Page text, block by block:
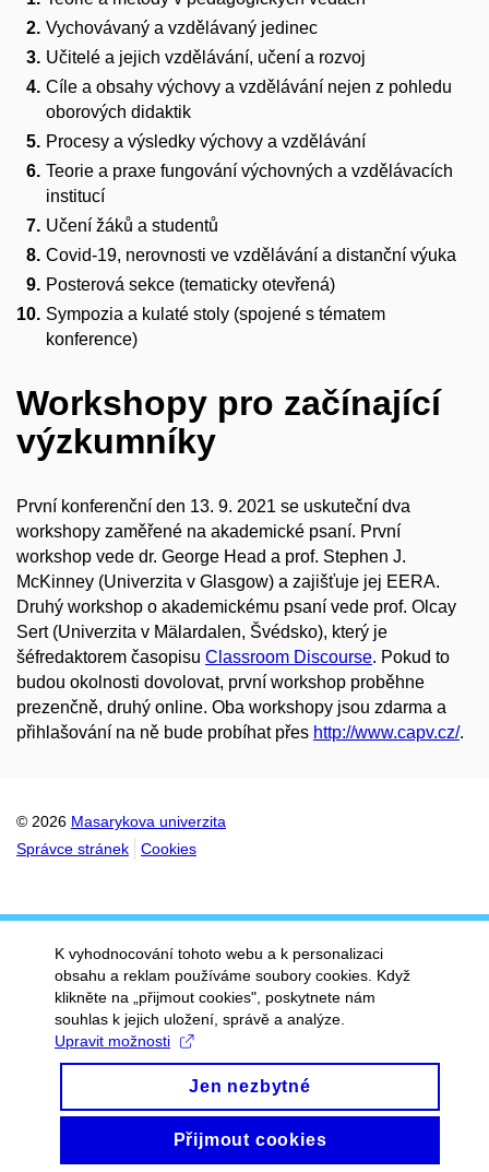
Vychovávaný a vzdělávaný jedinec
Učitelé a jejich vzdělávání, učení a rozvoj
Cíle a obsahy výchovy a vzdělávání nejen z pohledu
oborových didaktik
Procesy a výsledky výchovy a vzdělávání
Teorie a praxe fungování výchovných a vzdělávacích
institucí
Učení žáků a studentů
Covid-19, nerovnosti ve vzdělávání a distanční výuka
Posterová sekce (tematicky otevřená)
Sympozia a kulaté stoly (spojené s tématem
konference)
Workshopy pro začínající
výzkumníky
První konferenční den 13. 9. 2021 se uskuteční dva
workshopy zaměřené na akademické psaní. První
workshop vede dr. George Head a prof. Stephen J.
McKinney (Univerzita v Glasgow) a zajišťuje jej EERA.
Druhý workshop o akademickému psaní vede prof. Olcay
Sert (Univerzita v Mälardalen, Švédsko), který je
šéfredaktorem časopisu Classroom Discourse. Pokud to
budou okolnosti dovolovat, první workshop proběhne
prezenčně, druhý online. Oba workshopy jsou zdarma a
přihlašování na ně bude probíhat přes http://www.capv.cz/.
© 2026 Masarykova univerzita
Správce stránek
Cookies
K vyhodnocování tohoto webu a k personalizaci
obsahu a reklam používáme soubory cookies. Když
klikněte na „přijmout cookies", poskytnete nám
souhlas k jejich uložení, správě a analýze.
Upravit možnosti
Jen nezbytné
Přijmout cookies